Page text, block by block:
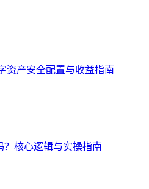
资产安全配置与收益指南
？核心逻辑与实操指南